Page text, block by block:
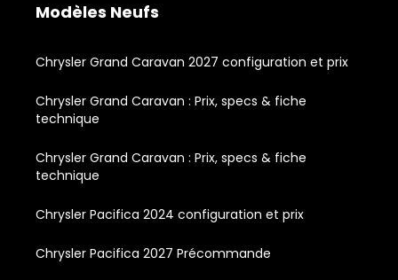
Modèles Neufs
Chrysler Grand Caravan 2027 configuration et prix
Chrysler Grand Caravan : Prix, specs & fiche
technique
Chrysler Grand Caravan : Prix, specs & fiche
technique
Chrysler Pacifica 2024 configuration et prix
Chrysler Pacifica 2027 Précommande